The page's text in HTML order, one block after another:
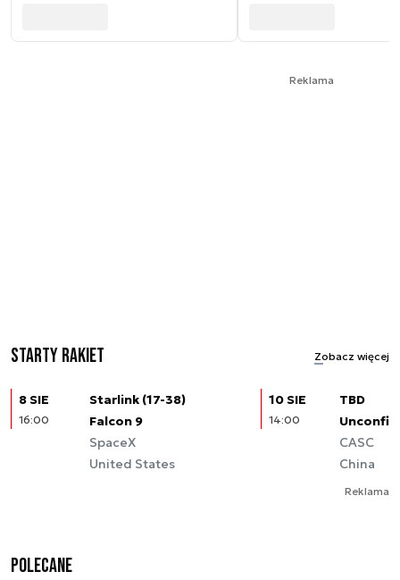
Reklama
Starty rakiet Zobacz więcej
8 SIE
16:00
Starlink (17-38)
Falcon 9
SpaceX
United States
10 SIE
14:00
TBD
CASC
China
Reklama
Polecane